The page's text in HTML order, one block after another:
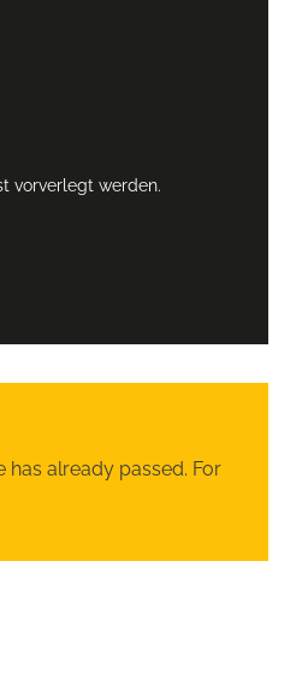
vorverlegt werden.
already passed. For